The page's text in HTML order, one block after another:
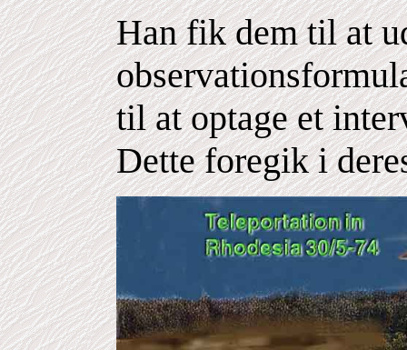
Han fik dem til at
til at optage et
Dette foregik i